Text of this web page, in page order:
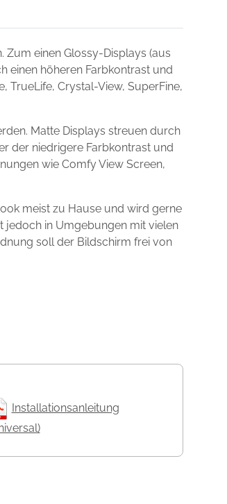
Zum einen Glossy-Displays (aus
einen höheren Farbkontrast und
TrueLife, Crystal-View, SuperFine,
Matte Displays streuen durch
der niedrigere Farbkontrast und
wie Comfy View Screen,
meist zu Hause und wird gerne
jedoch in Umgebungen mit vielen
soll der Bildschirm frei von
Installationsanleitung